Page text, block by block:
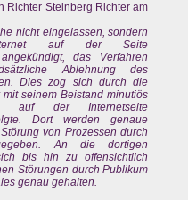
Richter Steinberg Richter am
nicht eingelassen, sondern
auf der Seite
das Verfahren
Ablehnung des
Dies zog sich durch die
seinem Beistand minutiös
auf der Internetseite
Dort werden genaue
von Prozessen durch
An die dortigen
bis hin zu offensichtlich
Störungen durch Publikum
genau gehalten.